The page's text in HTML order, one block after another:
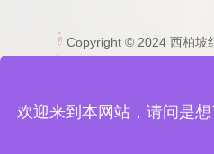
Copyright © 2024 西柏坡
地址：河北省石家庄市平
备案号： 冀ICP备
欢迎来到本网站，请问是想